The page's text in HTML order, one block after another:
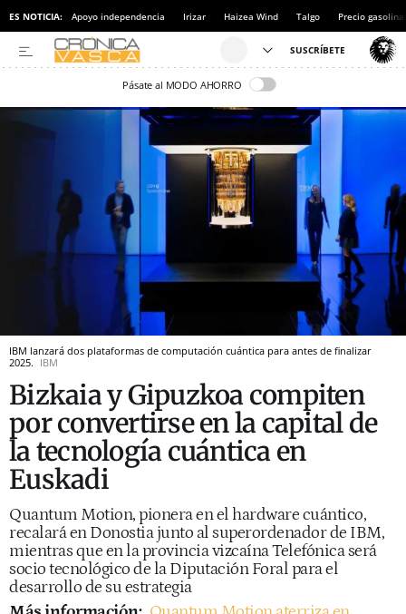
ES NOTICIA: Apoyo independencia Irizar Haizea Wind Talgo Precio gasolina
Pásate al MODO AHORRO
IBM lanzará dos plataformas de computación cuántica para antes de finalizar
2025. IBM
Bizkaia y Gipuzkoa compiten
por convertirse en la capital de
la tecnología cuántica en
Euskadi
Quantum Motion, pionera en el hardware cuántico,
recalará en Donostia junto al superordenador de IBM,
mientras que en la provincia vizcaína Telefónica será
socio tecnológico de la Diputación Foral para el
desarrollo de su estrategia